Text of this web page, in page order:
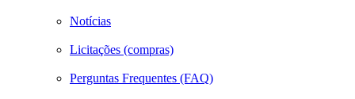
Notícias
Licitações (compras)
Perguntas Frequentes (FAQ)